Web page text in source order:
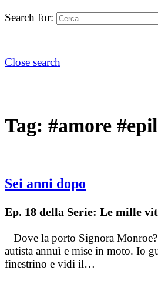
Search for:
Close search
Tag: #amore
Sei anni dopo
Ep. 18 della Serie: Le mille
– Dove la porto Signora
autista annuì e mise in moto. Io
finestrino e vidi il…